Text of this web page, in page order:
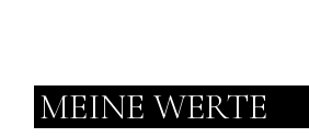
MEINE WERTE